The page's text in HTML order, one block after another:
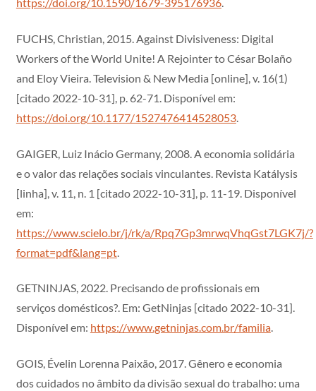
FUCHS, Christian, 2015. Against Divisiveness: Digital
Workers of the World Unite! A Rejointer to César Bolaño
and Eloy Vieira. Television & New Media [online], v. 16(1)
[citado 2022-10-31], p. 62-71. Disponível em:
https://doi.org/10.1177/1527476414528053.
GAIGER, Luiz Inácio Germany, 2008. A economia solidária
e o valor das relações sociais vinculantes. Revista Katálysis
[linha], v. 11, n. 1 [citado 2022-10-31], p. 11-19. Disponível
em:
https://www.scielo.br/j/rk/a/Rpq7Gp3mrwqVhqGst7LGK7j/?
format=pdf&lang=pt.
GETNINJAS, 2022. Precisando de profissionais em
serviços domésticos?. Em: GetNinjas [citado 2022-10-31].
Disponível em: https://www.getninjas.com.br/familia.
GOIS, Évelin Lorenna Paixão, 2017. Gênero e economia
dos cuidados no âmbito da divisão sexual do trabalho: uma